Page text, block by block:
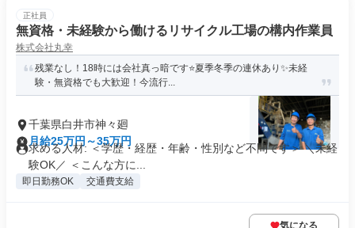
正社員
無資格・未経験から働けるリサイクル工場の構内作業員
株式会社丸幸
残業なし！18時には会社真っ暗です⭐️夏季冬季の連休あり✨未経
験・無資格でも大歓迎！今流行...
千葉県白井市神々廻
月給25万円～35万円
求める人材: ＜学歴・経歴・年齢・性別など不問です＞ ＼未経
験OK／ ＜こんな方に...
即日勤務OK 交通費支給
気になる